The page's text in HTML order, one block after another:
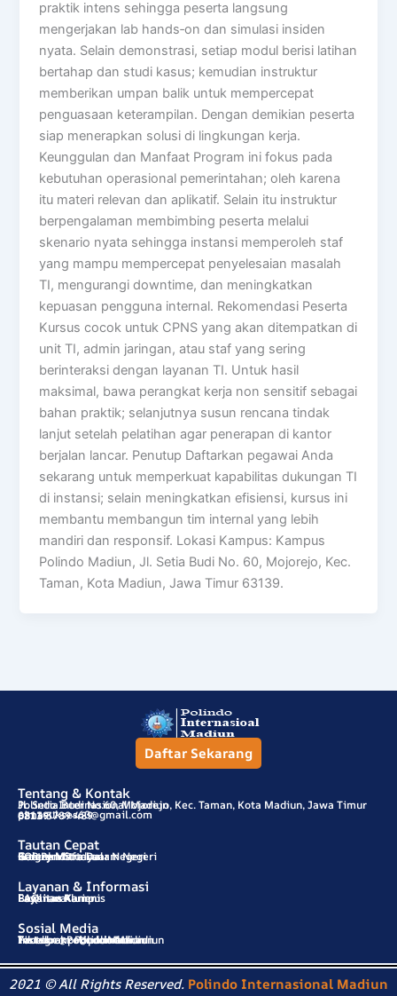
praktik intens sehingga peserta langsung
mengerjakan lab hands‑on dan simulasi insiden
nyata. Selain demonstrasi, setiap modul berisi latihan
bertahap dan studi kasus; kemudian instruktur
memberikan umpan balik untuk mempercepat
penguasaan keterampilan. Dengan demikian peserta
siap menerapkan solusi di lingkungan kerja.
Keunggulan dan Manfaat Program ini fokus pada
kebutuhan operasional pemerintahan; oleh karena
itu materi relevan dan aplikatif. Selain itu instruktur
berpengalaman membimbing peserta melalui
skenario nyata sehingga instansi memperoleh staf
yang mampu mempercepat penyelesaian masalah
TI, mengurangi downtime, dan meningkatkan
kepuasan pengguna internal. Rekomendasi Peserta
Kursus cocok untuk CPNS yang akan ditempatkan di
unit TI, admin jaringan, atau staf yang sering
berinteraksi dengan layanan TI. Untuk hasil
maksimal, bawa perangkat kerja non sensitif sebagai
bahan praktik; selanjutnya susun rencana tindak
lanjut setelah pelatihan agar penerapan di kantor
berjalan lancar. Penutup Daftarkan pegawai Anda
sekarang untuk memperkuat kapabilitas dukungan TI
di instansi; selain meningkatkan efisiensi, kursus ini
membantu membangun tim internal yang lebih
mandiri dan responsif. Lokasi Kampus: Kampus
Polindo Madiun, Jl. Setia Budi No. 60, Mojorejo, Kec.
Taman, Kota Madiun, Jawa Timur 63139.
Daftar Sekarang
Tentang & Kontak
Polindo Internasional Madiun
Jl. Setia Budi No.60, Mojorejo, Kec. Taman, Kota Madiun, Jawa Timur
63139
0811-3789-489
pimasukses60@gmail.com
Tautan Cepat
SOP Pendaftaran
Program Study
Galery Mitra Luar Negeri
Galery Mitra Dalam Negeri
Kontak
Layanan & Informasi
Beasiswa
Layanan Karier
Layanan Alumni
Fasilitas Kampus
FAQ
Sosial Media
Instagram : @polindomadiun
Tiktok : @polindomadiun
Facebook : Polindo Madiun
Youtube : Polindo Madiun
2021 © All Rights Reserved. Polindo Internasional Madiun